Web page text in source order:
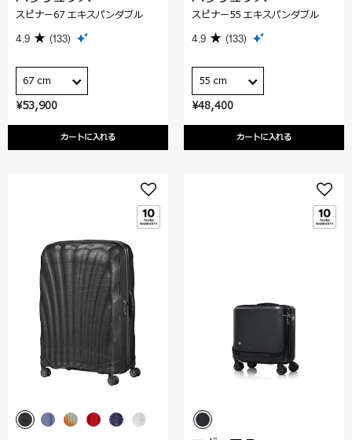
¥53,900
カートに入れる
スピナー67 エキスパンダブル
4.9 (133)
67 cm
¥48,400
カートに入れる
スピナー55 エキスパンダブル
4.9 (133)
55 cm